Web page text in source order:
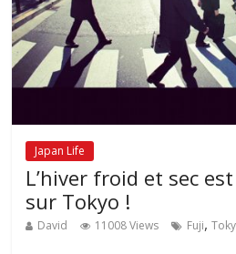
Japan Life
L’hiver froid et sec
sur Tokyo !
David 11008 Views Fuji,